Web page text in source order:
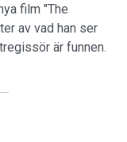
film "The
av vad han ser
är funnen.